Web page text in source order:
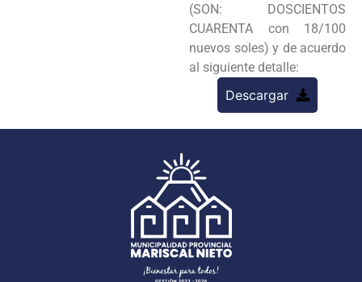
(SON: DOSCIENTOS
CUARENTA con 18/100
nuevos soles) y de acuerdo
al siguiente detalle:
Descargar